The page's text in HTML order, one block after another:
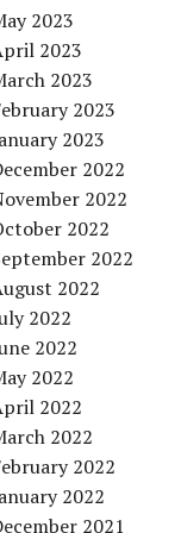
2023
2023
2023
2023
2023
2022
2022
2022
2022
2022
2022
2022
2022
2022
2022
2022
2022
2021